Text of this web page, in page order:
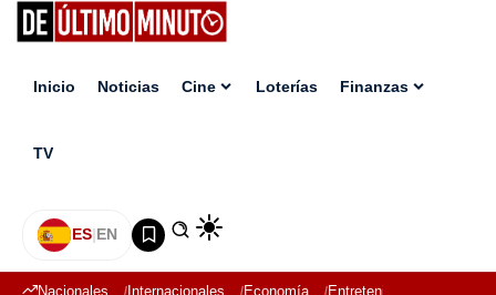
Inicio Noticias Cine Loterías Finanzas
TV
ES|EN
Nacionales Internacionales Economía Entretenimiento